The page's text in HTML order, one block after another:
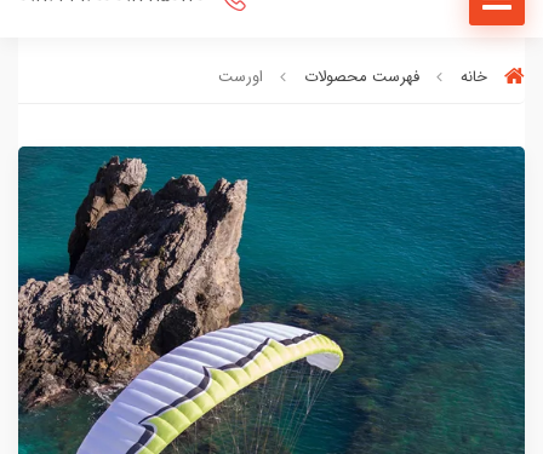
خانه فهرست محصولات اورست